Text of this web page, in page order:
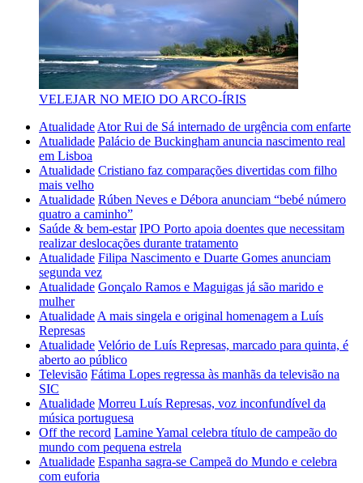
VELEJAR NO MEIO DO ARCO-ÍRIS
Atualidade Ator Rui de Sá internado de urgência com enfarte
Atualidade Palácio de Buckingham anuncia nascimento real
em Lisboa
Atualidade Cristiano faz comparações divertidas com filho
mais velho
Atualidade Rúben Neves e Débora anunciam “bebé número
quatro a caminho”
Saúde & bem-estar IPO Porto apoia doentes que necessitam
realizar deslocações durante tratamento
Atualidade Filipa Nascimento e Duarte Gomes anunciam
segunda vez
Atualidade Gonçalo Ramos e Maguigas já são marido e
mulher
Atualidade A mais singela e original homenagem a Luís
Represas
Atualidade Velório de Luís Represas, marcado para quinta, é
aberto ao público
Televisão Fátima Lopes regressa às manhãs da televisão na
SIC
Atualidade Morreu Luís Represas, voz inconfundível da
música portuguesa
Off the record Lamine Yamal celebra título de campeão do
mundo com pequena estrela
Atualidade Espanha sagra-se Campeã do Mundo e celebra
com euforia